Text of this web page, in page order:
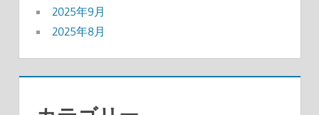
2025年9月
2025年8月